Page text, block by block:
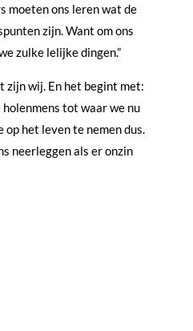
moeten ons leren wat de
zijn. Want om ons
zulke lelijke dingen.”
zijn wij. En het begint met:
holenmens tot waar we nu
het leven te nemen dus.
neerleggen als er onzin